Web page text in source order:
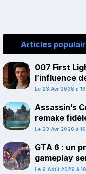
Articles
007 First
l’influence
Le 23 Avr 2026 à
Assassin’s
remake
juillet sur
Le 23 Avr 2026 à
GTA 6 : un
gameplay
avant-
Le 6 Août 2026 à